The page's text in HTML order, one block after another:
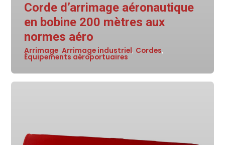
Corde d’arrimage aéronautique
en bobine 200 mètres aux
normes aéro
Arrimage, Arrimage industriel, Cordes,
Équipements aéroportuaires